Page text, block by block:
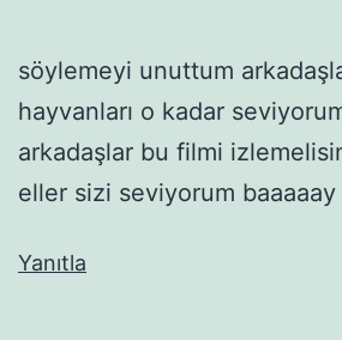
söylemeyi unuttum
hayvanları o kadar
arkadaşlar bu filmi
eller sizi seviyorum baaaaay
Yanıtla